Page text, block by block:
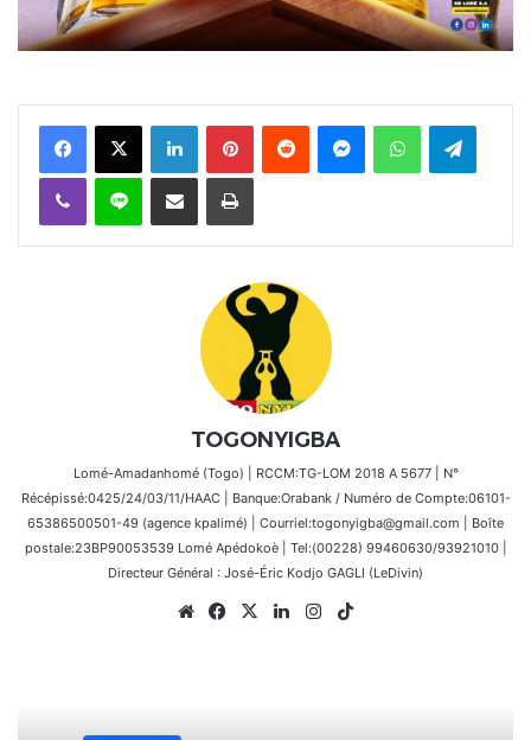
FacebookX Linkedin PinterestReddit MessengerWhatsAppTelegram
Viber Ligne Partager par email Imprimer
TOGONYIGBA
Lomé-Amadanhomé (Togo) | RCCM:TG-LOM 2018 A 5677 | N°
Récépissé:0425/24/03/11/HAAC | Banque:Orabank / Numéro de Compte:06101-
65386500501-49 (agence kpalimé) | Courriel:togonyigba@gmail.com | Boîte
postale:23BP90053539 Lomé Apédokoè | Tel:(00228) 99460630/93921010 |
Directeur Général : José-Éric Kodjo GAGLI (LeDivin)
WebsiteFacebook
X LinkedinInstagram